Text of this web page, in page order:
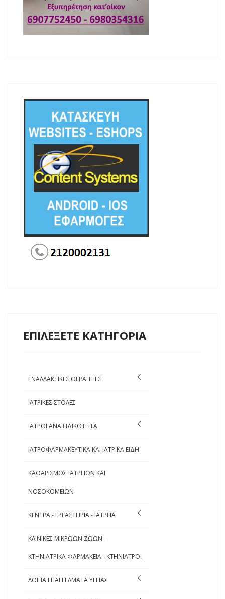
ΕΠΙΛΕΞΕΤΕ ΚΑΤΗΓΟΡΙΑ
ΕΝΑΛΛΑΚΤΙΚΕΣ ΘΕΡΑΠΕΙΕΣ
ΙΑΤΡΙΚΕΣ ΣΤΟΛΕΣ
ΙΑΤΡΟΙ ΑΝΑ ΕΙΔΙΚΟΤΗΤΑ
ΙΑΤΡΟΦΑΡΜΑΚΕΥΤΙΚΑ ΚΑΙ ΙΑΤΡΙΚΑ ΕΙΔΗ
ΚΑΘΑΡΙΣΜΟΣ ΙΑΤΡΕΙΩΝ ΚΑΙ
ΝΟΣΟΚΟΜΕΙΩΝ
ΚΕΝΤΡΑ - ΕΡΓΑΣΤΗΡΙΑ - ΙΑΤΡΕΙΑ
ΚΛΙΝΙΚΕΣ ΜΙΚΡΩΩΝ ΖΩΩΝ -
ΚΤΗΝΙΑΤΡΙΚΑ ΦΑΡΜΑΚΕΙΑ - ΚΤΗΝΙΑΤΡΟΙ
ΛΟΙΠΑ ΕΠΑΓΓΕΛΜΑΤΑ ΥΓΕΙΑΣ